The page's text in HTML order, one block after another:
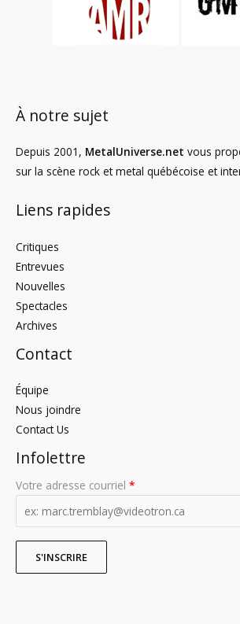
À notre sujet
Depuis 2001, MetalUniverse.net vous
sur la scène rock et metal québécoise et
Liens rapides
Critiques
Entrevues
Nouvelles
Spectacles
Archives
Contact
Équipe
Nous joindre
Contact Us
Infolettre
Votre adresse courriel *